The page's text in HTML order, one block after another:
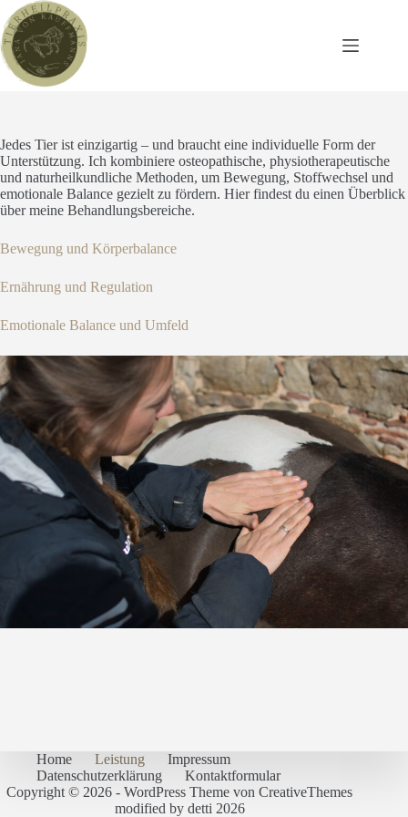
Zum
Inhalt
springen
Jedes Tier ist einzigartig – und braucht eine individuelle Form der
Unterstützung. Ich kombiniere osteopathische, physiotherapeutische
und naturheilkundliche Methoden, um Bewegung, Stoffwechsel und
emotionale Balance gezielt zu fördern. Hier findest du einen Überblick
über meine Behandlungsbereiche.
Bewegung und Körperbalance
Ernährung und Regulation
Emotionale Balance und Umfeld
Home Leistung
Impressum
Datenschutzerklärung
Kontaktformular
Copyright © 2026 - WordPress Theme vonCreativeThemes
modified by detti 2026